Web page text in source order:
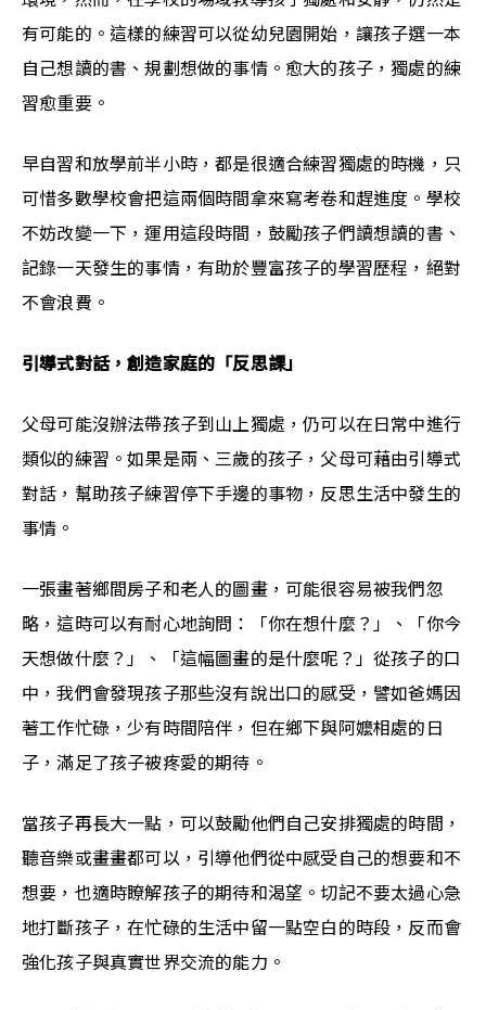
有可能的。這樣的練習可以從幼兒園開始，讓孩子選一本
自己想讀的書、規劃想做的事情。愈大的孩子，獨處的練
習愈重要。
早自習和放學前半小時，都是很適合練習獨處的時機，只
可惜多數學校會把這兩個時間拿來寫考卷和趕進度。學校
不妨改變一下，運用這段時間，鼓勵孩子們讀想讀的書、
記錄一天發生的事情，有助於豐富孩子的學習歷程，絕對
不會浪費。
引導式對話，創造家庭的「反思課」
父母可能沒辦法帶孩子到山上獨處，仍可以在日常中進行
類似的練習。如果是兩、三歲的孩子，父母可藉由引導式
對話，幫助孩子練習停下手邊的事物，反思生活中發生的
事情。
一張畫著鄉間房子和老人的圖畫，可能很容易被我們忽
略，這時可以有耐心地詢問：「你在想什麼？」、「你今
天想做什麼？」、「這幅圖畫的是什麼呢？」從孩子的口
中，我們會發現孩子那些沒有說出口的感受，譬如爸媽因
著工作忙碌，少有時間陪伴，但在鄉下與阿嬤相處的日
子，滿足了孩子被疼愛的期待。
當孩子再長大一點，可以鼓勵他們自己安排獨處的時間，
聽音樂或畫畫都可以，引導他們從中感受自己的想要和不
想要，也適時瞭解孩子的期待和渴望。切記不要太過心急
地打斷孩子，在忙碌的生活中留一點空白的時段，反而會
強化孩子與真實世界交流的能力。